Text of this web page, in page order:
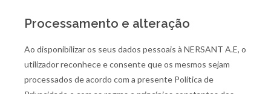
Processamento e alteração
Ao disponibilizar os seus dados pessoais à NERSANT A.E, o
utilizador reconhece e consente que os mesmos sejam
processados de acordo com a presente Política de